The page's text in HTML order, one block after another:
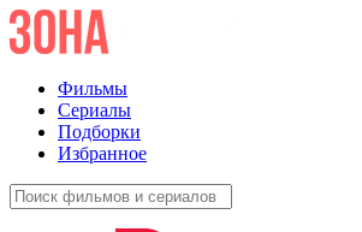
Фильмы
Сериалы
Подборки
Избранное